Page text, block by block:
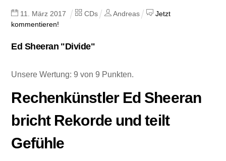
11 März 2017 CDs Andreas
Jetzt
kommentieren!
Ed Sheeran "Divide"
Unsere Wertung: 9 von 9 Punkten.
Rechenkünstler Ed Sheeran
bricht Rekorde und teilt
Gefühle